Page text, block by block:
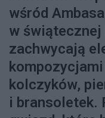
wśród
w świątecznej
zachwycają
kolczyków,
i bransoletek.